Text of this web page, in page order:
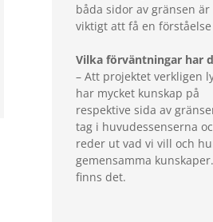
båda sidor av gränsen är
viktigt att få en
Vilka förväntningar har
– Att projektet verkligen
har mycket kunskap på
respektive sida av
tag i huvudessenserna
reder ut vad vi vill och
gemensamma
finns det.